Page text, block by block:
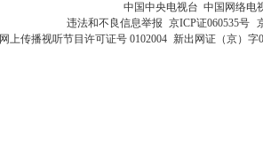
中国中央电视台 中国网络电
违法和不良信息举报 京ICP证060535号
网上传播视听节目许可证号 0102004 新出网证（京）